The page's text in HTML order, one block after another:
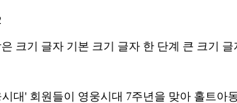
크기 글자 기본 크기 글자 한 단계 큰 크기 글
대' 회원들이 영웅시대 7주년을 맞아 홀트아